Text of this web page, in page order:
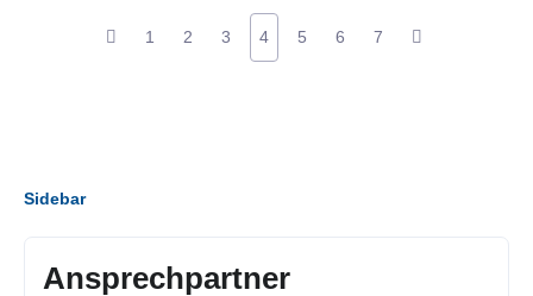
1 2 3 4 5 6 7
Sidebar
Ansprechpartner